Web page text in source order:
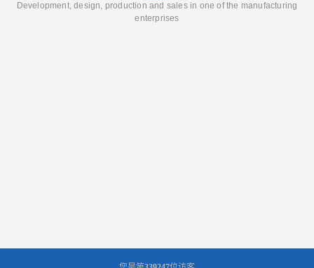
Development, design, production and sales in one of the manufacturing
enterprises